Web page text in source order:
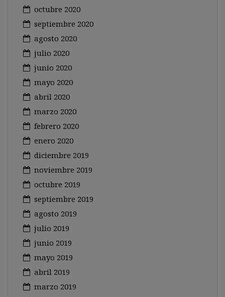
octubre 2020
septiembre 2020
agosto 2020
julio 2020
junio 2020
mayo 2020
abril 2020
marzo 2020
febrero 2020
enero 2020
diciembre 2019
noviembre 2019
octubre 2019
septiembre 2019
agosto 2019
julio 2019
junio 2019
mayo 2019
abril 2019
marzo 2019